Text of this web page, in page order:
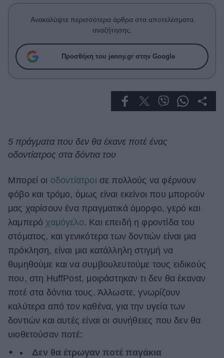
Celebrities
True Stories
Ask the Guru
Success Stories
Living
Cooking
Green
Αφιερώματα
ΒΟΞ
Χωρίς Ταμπέλες
Women's Forum
Ανακαλύψτε περισσότερα άρθρα στα αποτελέσματα
αναζήτησης.
Προσθήκη του jenny.gr στην Google
5 πράγματα που δεν θα έκανε ποτέ ένας
οδοντίατρος στα δόντια του
Μπορεί οι οδοντίατροι σε πολλούς να φέρνουν
φόβο και τρόμο, όμως είναι εκείνοι που μπορούν
μας χαρίσουν ένα πραγματικά όμορφο, γερό και
λαμπερόχαμόγελο. Και επειδή η φροντίδα του
στόματος, και γενικότερα των δοντιών είναι μια
πρόκληση, είναι μια κατάλληλη στιγμή να
θυμηθούμε και να συμβουλευτούμε τους ειδικούς
που, στη HuffPost, μοιράστηκαν τι δεν θα έκαναν
ποτέ στα δόντια τους. Άλλωστε, γνωρίζουν
καλύτερα από τον καθένα, για την υγεία των
δοντιών και αυτές είναι οι συνήθειες που δεν θα
υιοθετούσαν ποτέ:
Δεν θα έτρωγαν ποτέ παγάκια